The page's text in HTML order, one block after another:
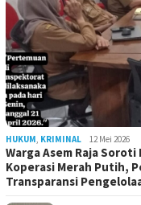
HUKUM KRIMINAL 12 Mei 2026
Warga Asem Raja
Koperasi Merah Putih,
Transparansi